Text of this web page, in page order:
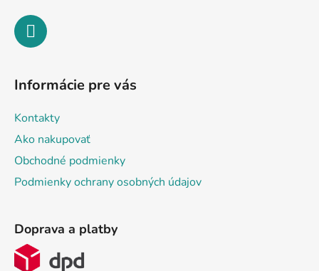
Informácie pre vás
Kontakty
Ako nakupovať
Obchodné podmienky
Podmienky ochrany osobných údajov
Doprava a platby